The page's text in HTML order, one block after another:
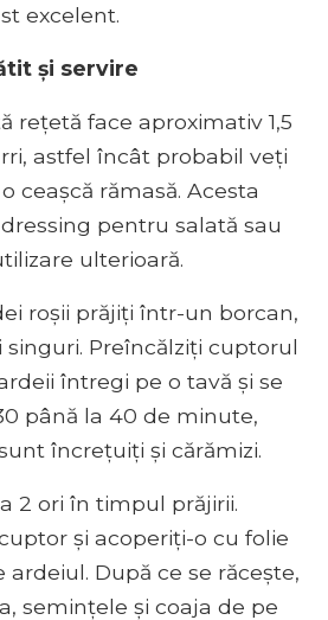
excelent.
și servire
rețetă face aproximativ 1,5
astfel încât probabil veți
ceașcă rămasă. Acesta
pentru salată sau
ulterioară.
roșii prăjiți într-un borcan,
Preîncălziți cuptorul
întregi pe o tavă și se
până la 40 de minute,
încrețuiți și cărămizi.
2 ori în timpul prăjirii.
și acoperiți-o cu folie
După ce se răcește,
semințele și coaja de pe